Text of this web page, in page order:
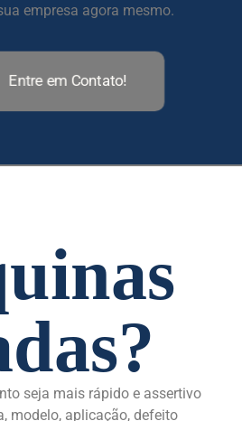
empresa agora mesmo.
Entre em Contato!
seja mais rápido e assertivo
modelo, aplicação, defeito